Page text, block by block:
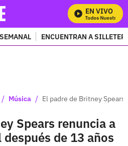
EN VIVO
Mira Todos Nuestros
ENCUENTRAN A
/ Música / El padre de Britney
Spears renuncia a
de 13 años